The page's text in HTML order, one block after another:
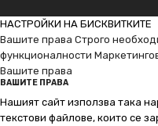
НАСТРОЙКИ НА БИСКВИТКИТЕ
Вашите права Строго
функционалности
Вашите права
ВАШИТЕ ПРАВА
Нашият сайт използва така
текстови файлове, които се